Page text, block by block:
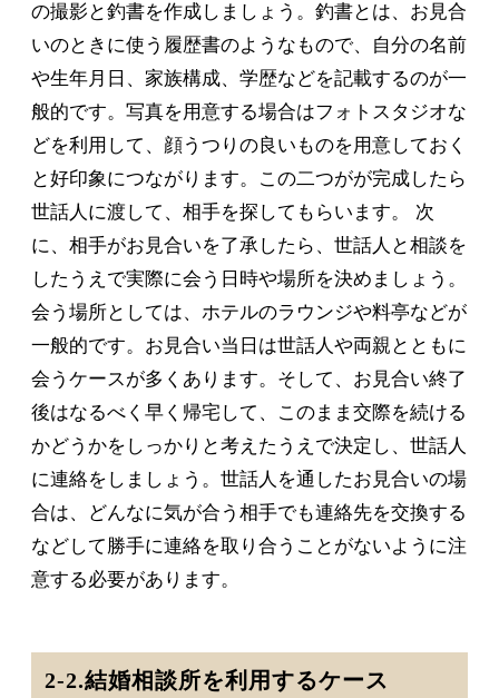
の撮影と釣書を作成しましょう。釣書とは、お見合
いのときに使う履歴書のようなもので、自分の名前
や生年月日、家族構成、学歴などを記載するのが一
般的です。写真を用意する場合はフォトスタジオな
どを利用して、顔うつりの良いものを用意しておく
と好印象につながります。この二つがが完成したら
世話人に渡して、相手を探してもらいます。 次
に、相手がお見合いを了承したら、世話人と相談を
したうえで実際に会う日時や場所を決めましょう。
会う場所としては、ホテルのラウンジや料亭などが
一般的です。お見合い当日は世話人や両親とともに
会うケースが多くあります。そして、お見合い終了
後はなるべく早く帰宅して、このまま交際を続ける
かどうかをしっかりと考えたうえで決定し、世話人
に連絡をしましょう。世話人を通したお見合いの場
合は、どんなに気が合う相手でも連絡先を交換する
などして勝手に連絡を取り合うことがないように注
意する必要があります。
2-2.結婚相談所を利用するケース